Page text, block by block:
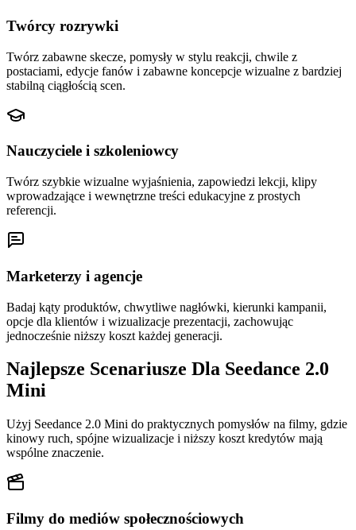
Twórcy rozrywki
Twórz zabawne skecze, pomysły w stylu reakcji, chwile z
postaciami, edycje fanów i zabawne koncepcje wizualne z bardziej
stabilną ciągłością scen.
Nauczyciele i szkoleniowcy
Twórz szybkie wizualne wyjaśnienia, zapowiedzi lekcji, klipy
wprowadzające i wewnętrzne treści edukacyjne z prostych
referencji.
Marketerzy i agencje
Badaj kąty produktów, chwytliwe nagłówki, kierunki kampanii,
opcje dla klientów i wizualizacje prezentacji, zachowując
jednocześnie niższy koszt każdej generacji.
Najlepsze Scenariusze Dla Seedance 2.0
Mini
Użyj Seedance 2.0 Mini do praktycznych pomysłów na filmy, gdzie
kinowy ruch, spójne wizualizacje i niższy koszt kredytów mają
wspólne znaczenie.
Filmy do mediów społecznościowych